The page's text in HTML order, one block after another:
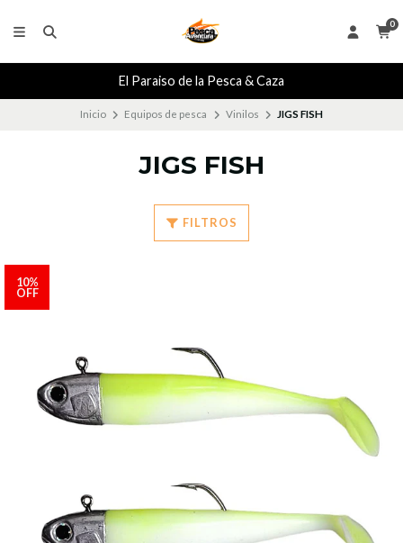
0
El Paraiso de la Pesca & Caza
Inicio Equipos de pesca Vinilos JIGS FISH
JIGS FISH
FILTROS
10%
OFF